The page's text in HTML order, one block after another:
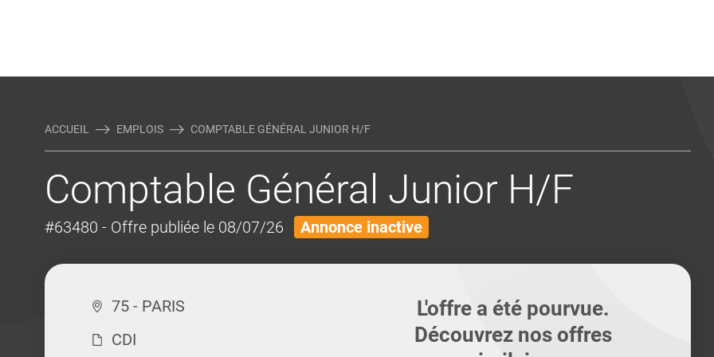
ACCUEIL EMPLOIS COMPTABLE GÉNÉRAL JUNIOR H/F
Comptable Général Junior H/F
#63480 - Offre publiée le 08/07/26 Annonce inactive
75 - PARIS
CDI
L'offre a été pourvue.
Découvrez nos offres